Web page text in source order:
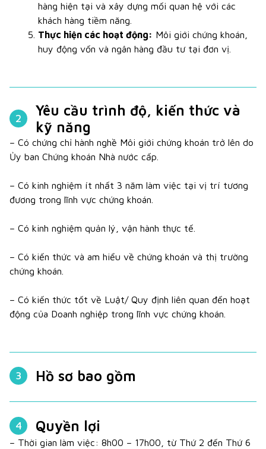
hàng hiện tại và xây dựng mối quan hệ với các
khách hàng tiềm năng.
Thực hiện các hoạt động: Môi giới chứng khoán,
huy động vốn và ngân hàng đầu tư tại đơn vị.
2
Yêu cầu trình độ, kiến thức và
kỹ năng
– Có chứng chỉ hành nghề Môi giới chứng khoán trở lên do
Ủy ban Chứng khoán Nhà nước cấp.
– Có kinh nghiệm ít nhất 3 năm làm việc tại vị trí tương
đương trong lĩnh vực chứng khoán.
– Có kinh nghiệm quản lý, vận hành thực tế.
– Có kiến thức và am hiểu về chứng khoán và thị trường
chứng khoán.
– Có kiến thức tốt về Luật/ Quy định liên quan đến hoạt
động của Doanh nghiệp trong lĩnh vực chứng khoán.
3 Hồ sơ bao gồm
4 Quyền lợi
– Thời gian làm việc: 8h00 – 17h00, từ Thứ 2 đến Thứ 6